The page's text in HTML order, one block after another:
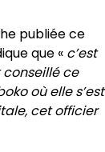
publiée ce
que « c’est
ce
où elle s’est
cet officier